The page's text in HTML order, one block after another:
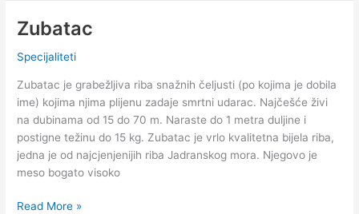
Zubatac
Specijaliteti
Zubatac je grabežljiva riba snažnih čeljusti (po kojima je dobila
ime) kojima njima plijenu zadaje smrtni udarac. Najčešće živi
na dubinama od 15 do 70 m. Naraste do 1 metra duljine i
postigne težinu do 15 kg. Zubatac je vrlo kvalitetna bijela riba,
jedna je od najcjenjenijih riba Jadranskog mora. Njegovo je
meso bogato visoko
Zubatac
Read More »